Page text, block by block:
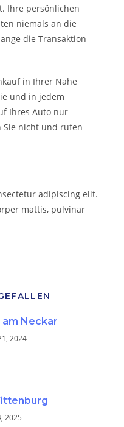
Ihre persönlichen
niemals an die
die Transaktion
in Ihrer Nähe
und in jedem
Ihres Auto nur
Sie nicht und rufen
adipiscing elit.
mattis, pulvinar
Neckar
2024
2025